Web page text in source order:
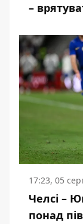
–
17:23, 05
Челсі –
понад